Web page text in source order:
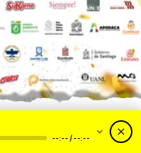
chivas y chillen llantas.
--:-- / --:--